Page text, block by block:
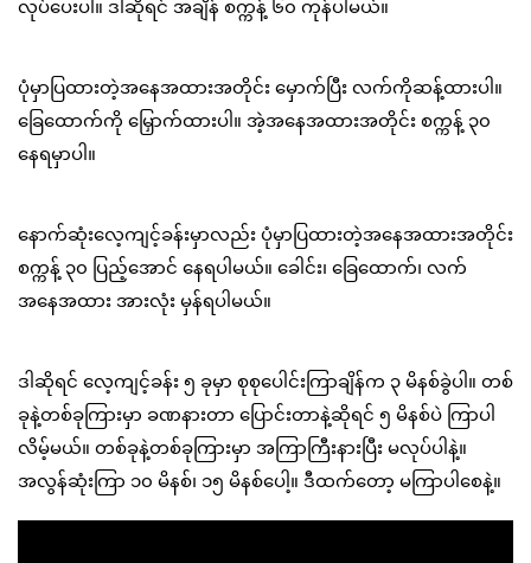
လုပ်ပေးပါ။ ဒါဆိုရင် အချိန် စက္ကန့် ၆၀ ကုန်ပါမယ်။
ပုံမှာပြထားတဲ့အနေအထားအတိုင်း မှောက်ပြီး လက်ကိုဆန့်ထားပါ။
ခြေထောက်ကို မြှောက်ထားပါ။ အဲ့အနေအထားအတိုင်း စက္ကန့် ၃၀
နေရမှာပါ။
နောက်ဆုံးလေ့ကျင့်ခန်းမှာလည်း ပုံမှာပြထားတဲ့အနေအထားအတိုင်း
စက္ကန့် ၃၀ ပြည့်အောင် နေရပါမယ်။ ခေါင်း၊ ခြေထောက်၊ လက်
အနေအထား အားလုံး မှန်ရပါမယ်။
ဒါဆိုရင် လေ့ကျင့်ခန်း ၅ ခုမှာ စုစုပေါင်းကြာချိန်က ၃ မိနစ်ခွဲပါ။ တစ်
ခုနဲ့တစ်ခုကြားမှာ ခဏနားတာ ပြောင်းတာနဲ့ဆိုရင် ၅ မိနစ်ပဲ ကြာပါ
လိမ့်မယ်။ တစ်ခုနဲ့တစ်ခုကြားမှာ အကြာကြီးနားပြီး မလုပ်ပါနဲ့။
အလွန်ဆုံးကြာ ၁၀ မိနစ်၊ ၁၅ မိနစ်ပေါ့။ ဒီထက်တော့ မကြာပါစေနဲ့။